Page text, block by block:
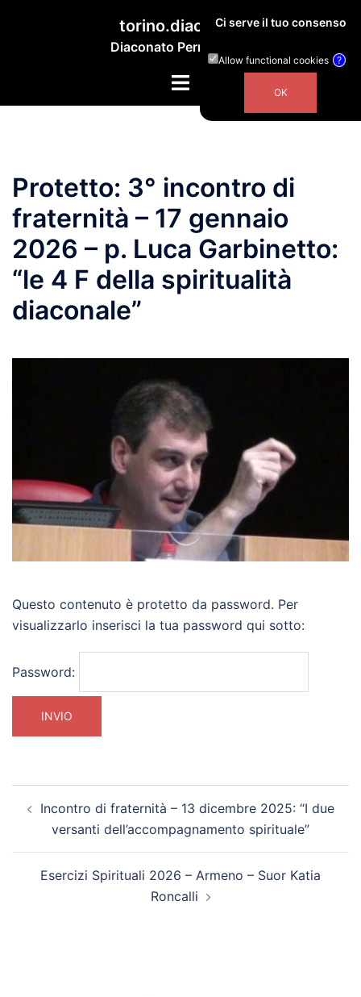
torino.diaconi.it
Diaconato Permanente
Mostra/Nascondi
Protetto: 3° incontro di
fraternità – 17 gennaio
2026 – p. Luca Garbinetto:
“le 4 F della spiritualità
diaconale”
Questo contenuto è protetto da password. Per
visualizzarlo inserisci la tua password qui sotto:
Password:
articolo
Incontro di fraternità – 13 dicembre 2025: “I due
versanti dell’accompagnamento spirituale”
Esercizi Spirituali 2026 – Armeno – Suor Katia
Roncalli
Ci serve il tuo consenso
Allow functional cookies ?